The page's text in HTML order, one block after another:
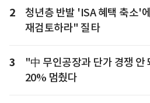
2
청년층 반발 'ISA 혜택 축소'
재검토하라" 질타
3
"中 무인공장과 단가 경쟁
20% 멈췄다